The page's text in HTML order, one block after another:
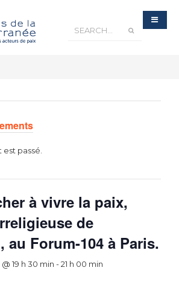
passé.
à vivre la paix,
de
au Forum-104 à Paris.
19 h 30 min -21 h 00 min